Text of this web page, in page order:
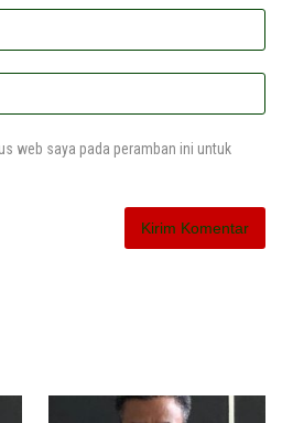
web saya pada peramban ini untuk